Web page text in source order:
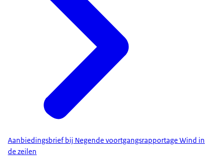
Aanbiedingsbrief bij Negende voortgangsrapportage Wind in
de zeilen